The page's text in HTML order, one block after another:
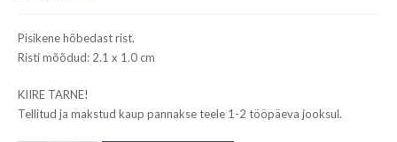
Pisikene hõbedast rist.
Risti mõõdud: 2.1 x 1.0 cm
KIIRE TARNE!
Tellitud ja makstud kaup pannakse teele 1-2 tööpäeva jooksul.